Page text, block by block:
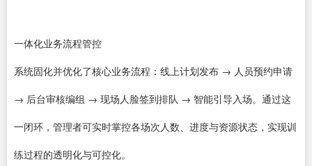
一体化业务流程管控
系统固化并优化了核心业务流程：线上计划发布 → 人员预约申请
→ 后台审核编组 → 现场人脸签到排队 → 智能引导入场。通过这
一闭环，管理者可实时掌控各场次人数、进度与资源状态，实现训
练过程的透明化与可控化。